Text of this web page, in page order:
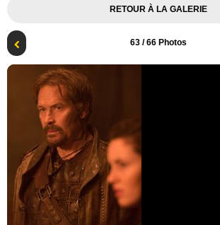
RETOUR À LA GALERIE
63 / 66 Photos